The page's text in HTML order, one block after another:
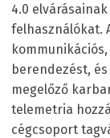
4.0
felhasználókat.
berendezést,
megelőző
telemetria
cégcsoport